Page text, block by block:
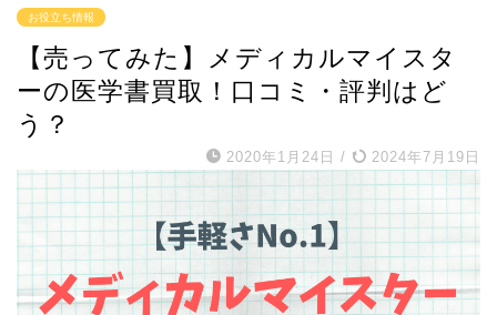
お役立ち情報
【売ってみた】メディカルマイスタ
ーの医学書買取！口コミ・評判はど
う？
2020年1月24日 / 2024年7月19日